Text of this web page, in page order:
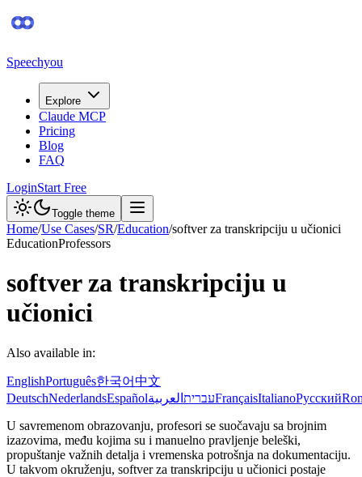
Speechyou
Explore
Claude MCP
Pricing
Blog
FAQ
LoginStart Free
Toggle theme
Home/Use Cases/SR/Education/softver za transkripciju u učionici
EducationProfessors
softver za transkripciju u
učionici
Also available in:
EnglishPortuguês한국어中文
DeutschNederlandsEspañol עברית العربية FrançaisItalianoРусский
U savremenom obrazovanju, profesori se suočavaju sa brojnim
izazovima, među kojima su i manuelno pravljenje beleški,
propuštanje važnih detalja i vremenska potrošnja na dokumentaciju.
U takvom okruženju, softver za transkripciju u učionici postaje